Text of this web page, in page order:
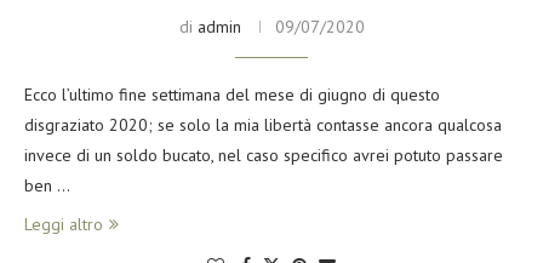
di admin 09/07/2020
Ecco l’ultimo fine settimana del mese di giugno di questo
disgraziato 2020; se solo la mia libertà contasse ancora qualcosa
invece di un soldo bucato, nel caso specifico avrei potuto passare
ben …
Leggi altro